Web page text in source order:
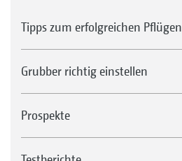
Tipps zum erfolgreichen Pflügen
Grubber richtig einstellen
Prospekte